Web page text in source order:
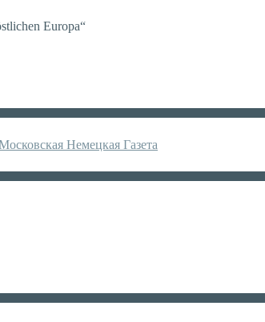
Немецкая Газета